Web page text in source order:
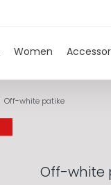
Women
Off-white patike
Off-white